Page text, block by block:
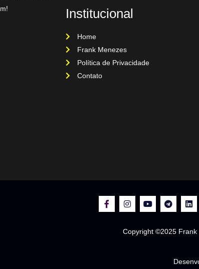
Institucional
Home
Frank Menezes
Política de Privacidade
Contato
Copyright ©2025